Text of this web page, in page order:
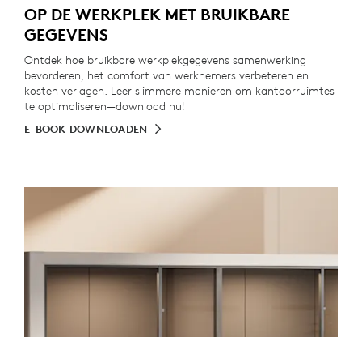
OP DE WERKPLEK MET BRUIKBARE
GEGEVENS
Ontdek hoe bruikbare werkplekgegevens samenwerking
bevorderen, het comfort van werknemers verbeteren en
kosten verlagen. Leer slimmere manieren om kantoorruimtes
te optimaliseren—download nu!
E-BOOK DOWNLOADEN